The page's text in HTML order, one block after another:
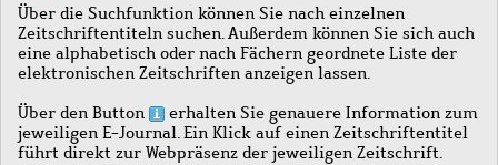
Über die Suchfunktion können Sie nach einzelnen
Zeitschriftentiteln suchen. Außerdem können Sie sich auch
eine alphabetisch oder nach Fächern geordnete Liste der
elektronischen Zeitschriften anzeigen lassen.
Über den Button
erhalten Sie genauere Information zum
jeweiligen E-Journal. Ein Klick auf einen Zeitschriftentitel
führt direkt zur Webpräsenz der jeweiligen Zeitschrift.